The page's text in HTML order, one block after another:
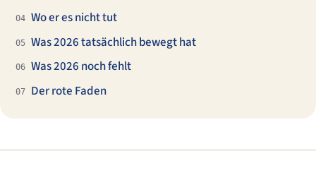
04 Wo er es nicht tut
05 Was 2026 tatsächlich bewegt hat
06 Was 2026 noch fehlt
07 Der rote Faden